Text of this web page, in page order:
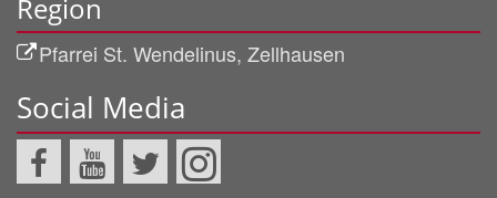
Region
Pfarrei St. Wendelinus, Zellhausen
Social Media